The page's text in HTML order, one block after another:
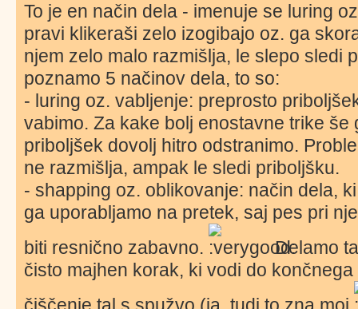
To je en način dela - imenuje se luring
pravi klikeraši zelo izogibajo oz. ga
njem zelo malo razmišlja, le slepo sledi
poznamo 5 načinov dela, to so:
- luring oz. vabljenje: preprosto
vabimo. Za kake bolj enostavne trike še
priboljšek dovolj hitro odstranimo.
ne razmišlja, ampak le sledi priboljšku.
- shapping oz. oblikovanje: način dela,
ga uporabljamo na pretek, saj pes pri
biti resnično zabavno.
Delamo
čisto majhen korak, ki vodi do